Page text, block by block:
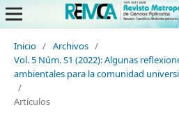
Inicio / Archivos /
Vol. 5 Núm. S1 (2022): Algunas
ambientales para la comunidad
/
Artículos